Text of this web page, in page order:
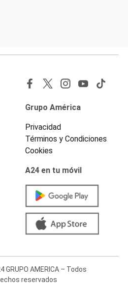
Grupo América
Privacidad
Términos y Condiciones
Cookies
A24 en tu móvil
GRUPO AMERICA – Todos
reservados